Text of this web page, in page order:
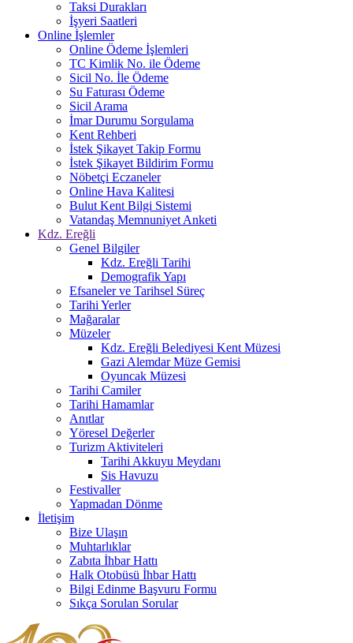
Taksi Durakları
İşyeri Saatleri
Online İşlemler
Online Ödeme İşlemleri
TC Kimlik No. ile Ödeme
Sicil No. İle Ödeme
Su Faturası Ödeme
Sicil Arama
İmar Durumu Sorgulama
Kent Rehberi
İstek Şikayet Takip Formu
İstek Şikayet Bildirim Formu
Nöbetçi Eczaneler
Online Hava Kalitesi
Bulut Kent Bilgi Sistemi
Vatandaş Memnuniyet Anketi
Kdz. Ereğli
Genel Bilgiler
Kdz. Ereğli Tarihi
Demografik Yapı
Efsaneler ve Tarihsel Süreç
Tarihi Yerler
Mağaralar
Müzeler
Kdz. Ereğli Belediyesi Kent Müzesi
Gazi Alemdar Müze Gemisi
Oyuncak Müzesi
Tarihi Camiler
Tarihi Hamamlar
Anıtlar
Yöresel Değerler
Turizm Aktiviteleri
Tarihi Akkuyu Meydanı
Sis Havuzu
Festivaller
Yapmadan Dönme
İletişim
Bize Ulaşın
Muhtarlıklar
Zabıta İhbar Hattı
Halk Otobüsü İhbar Hattı
Bilgi Edinme Başvuru Formu
Sıkça Sorulan Sorular